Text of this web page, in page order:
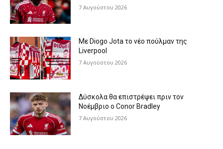
7 Αυγούστου 2026
Με Diogo Jota το νέο πούλμαν της
Liverpool
7 Αυγούστου 2026
Δύσκολα θα επιστρέψει πριν τον
Νοέμβριο ο Conor Bradley
7 Αυγούστου 2026